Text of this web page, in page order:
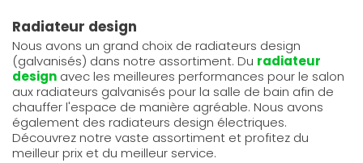
Radiateur design
Nous avons un grand choix de radiateurs design
(galvanisés) dans notre assortiment. Du radiateur
design avec les meilleures performances pour le salon
aux radiateurs galvanisés pour la salle de bain afin de
chauffer l'espace de manière agréable. Nous avons
également des radiateurs design électriques.
Découvrez notre vaste assortiment et profitez du
meilleur prix et du meilleur service.